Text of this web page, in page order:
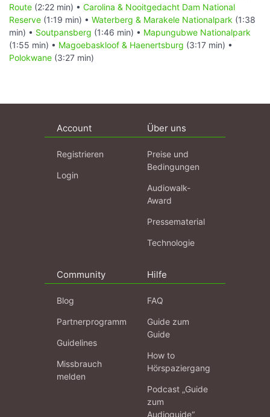
Route (2:22 min) • Carolina & Nooitgedacht Dam National
Reserve (1:19 min) • Waterberg & Marakele Nationalpark (1:38
min) • Soutpansberg (1:46 min) • Mapungubwe Nationalpark
(1:55 min) • Magoebaskloof & Haenertsburg (3:17 min) •
Polokwane (3:27 min)
Account
Registrieren
Login
Über uns
Preise und
Bedingungen
Audiowalk-
Award
Pressematerial
Technologie
Community
Blog
Partnerprogramm
Guidelines
Missbrauch
melden
Hilfe
FAQ
Guide zum
Guide
How to
Hörspaziergang
Podcast „Guide
zum
Audioguide“